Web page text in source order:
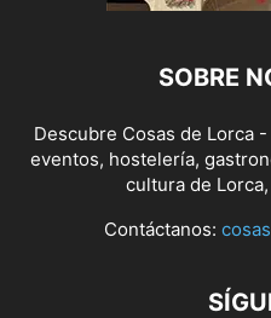
SOBRE
Descubre Cosas de Lorca
eventos, hostelería,
cultura de
Contáctanos: